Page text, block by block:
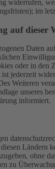
widerrufen,
im
auf dieser
oder in
jederzeit
Weiteren
unseres
informiert.
ohne